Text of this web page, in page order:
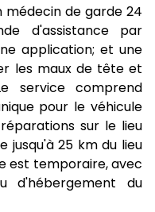
de garde 24
d'assistance par
application; et une
les maux de tête et
service comprend
pour le véhicule
sur le lieu
jusqu'à 25 km du lieu
est temporaire, avec
d'hébergement du